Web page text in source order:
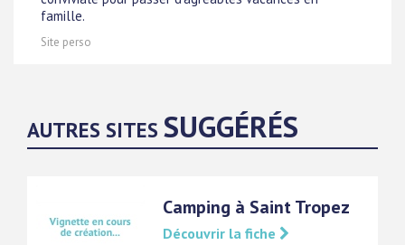
famille.
Site perso
AUTRES SITES SUGGÉRÉS
Camping à Saint Tropez
Découvrir la fiche